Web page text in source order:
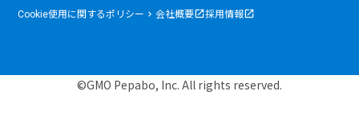
Cookie使用に関するポリシー
会社概要 採用情報
©GMO Pepabo, Inc. All rights reserved.